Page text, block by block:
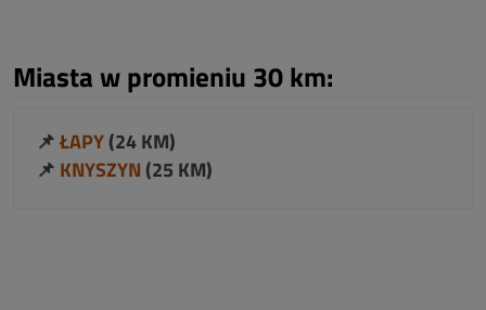
Miasta w promieniu 30 km:
📌ŁAPY(24 KM)
📌 KNYSZYN(25 KM)